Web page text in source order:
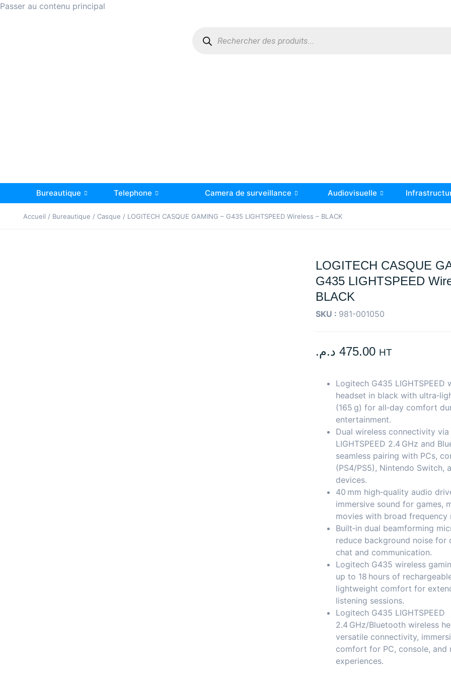
Passer au contenu principal
Bureautique Telephone Camera de surveillance Audiovisuelle
Accueil / Bureautique / Casque / LOGITECH CASQUE GAMING – G435 LIGHTSPEED Wireless – BLACK
LOGITECH CASQUE
G435 LIGHTSPEED
BLACK
SKU : 981-001050
475.00 د.م. HT
Logitech G435 LIGHTSPEED
headset in black with
(165 g) for all‑day comfort
entertainment.
Dual wireless connectivity via
LIGHTSPEED 2.4 GHz and
seamless pairing with PCs,
(PS4/PS5), Nintendo Switch,
devices.
40 mm high‑quality audio
immersive sound for games,
movies with broad frequency
Built‑in dual beamforming
reduce background noise for
chat and communication.
Logitech G435 wireless
up to 18 hours of
lightweight comfort for
listening sessions.
Logitech G435 LIGHTSPEED
2.4 GHz/Bluetooth wireless
versatile connectivity,
comfort for PC, console, and
experiences.